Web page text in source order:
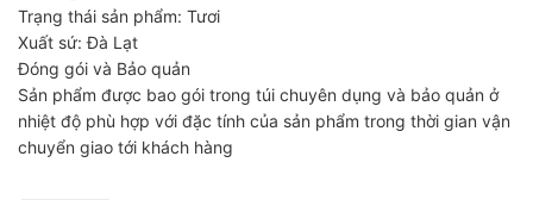
Trạng thái sản phẩm: Tươi
Xuất sứ: Đà Lạt
Đóng gói và Bảo quản
Sản phẩm được bao gói trong túi chuyên dụng và bảo quản ở
nhiệt độ phù hợp với đặc tính của sản phẩm trong thời gian vận
chuyển giao tới khách hàng